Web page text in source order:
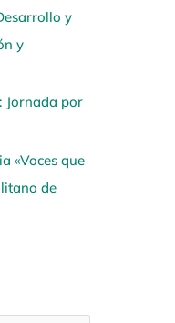
y
y
Jornada por
«Voces que
de